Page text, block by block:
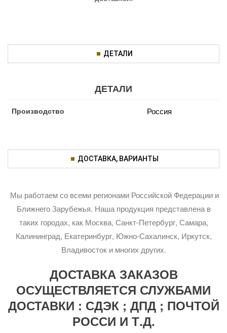
ДЕТАЛИ
ДЕТАЛИ
Производство Россия
ДОСТАВКА, ВАРИАНТЫ
Мы работаем со всеми регионами Российской Федерации и
Ближнего Зарубежья. Наша продукция представлена в
таких городах, как Москва, Санкт-Петербург, Самара,
Калининград, Екатеринбург, Южно-Сахалинск, Иркутск,
Владивосток и многих других.
ДОСТАВКА ЗАКАЗОВ
ОСУЩЕСТВЛЯЕТСЯ СЛУЖБАМИ
ДОСТАВКИ : СДЭК ; ДПД ; ПОЧТОЙ
РОССИ И Т.Д.